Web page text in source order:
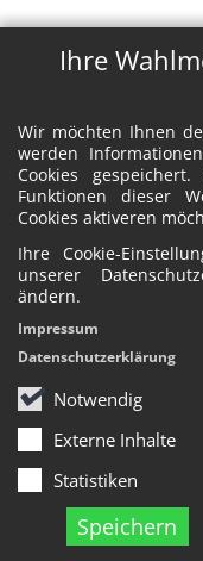
Ihre
Wir möchten Ihnen
werden
Cookies
Funktionen dieser
Cookies aktiveren
Ihre Cookie-
unserer
ändern.
Notwendig
Externe Inhalte
Statistiken
Speichern
Impressum
Datenschutzerklärung